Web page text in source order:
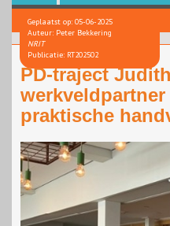
Geplaatst op: 05-06-2025
Auteur: Peter Bekkering
NRIT
Publicatie: RT202502
PD-traject
werkveldpartner
praktische